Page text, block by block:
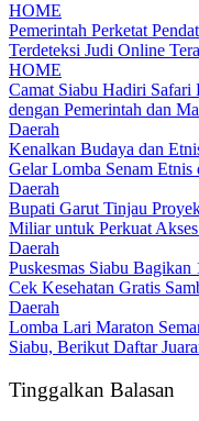
HOME
Pemerintah Perketat
Terdeteksi Judi Online
HOME
Camat Siabu Hadiri
dengan Pemerintah dan
Daerah
Kenalkan Budaya dan
Gelar Lomba Senam Etnis
Daerah
Bupati Garut Tinjau
Miliar untuk Perkuat
Daerah
Puskesmas Siabu
Cek Kesehatan Gratis
Daerah
Lomba Lari Maraton
Siabu, Berikut Daftar
Tinggalkan Balasan